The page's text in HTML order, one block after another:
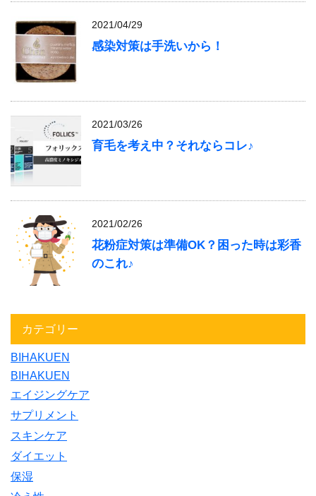
2021/04/29
感染対策は手洗いから！
2021/03/26
育毛を考え中？それならコレ♪
2021/02/26
花粉症対策は準備OK？困った時は彩香
のこれ♪
カテゴリー
BIHAKUEN
BIHAKUEN
エイジングケア
サプリメント
スキンケア
ダイエット
保湿